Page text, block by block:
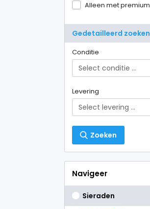
Alleen met premium
Gedetailleerd zoeken
Conditie
Levering
Zoeken
Navigeer
Sieraden